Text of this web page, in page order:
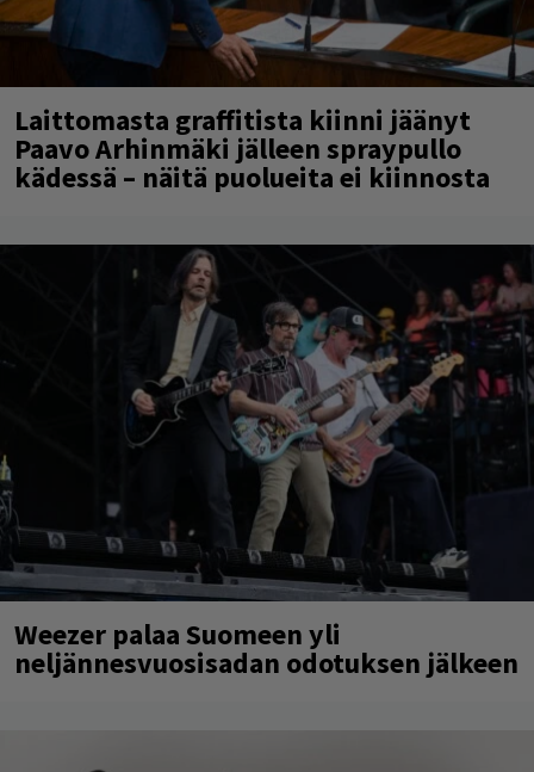
Laittomasta graffitista kiinni jäänyt
Paavo Arhinmäki jälleen spraypullo
kädessä – näitä puolueita ei kiinnosta
Weezer palaa Suomeen yli
neljännesvuosisadan odotuksen jälkeen